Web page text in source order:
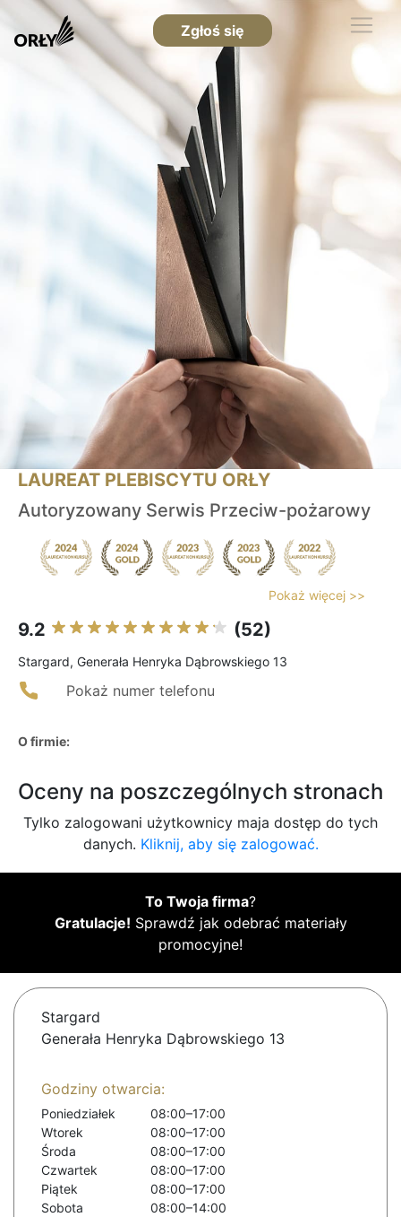
Zgłoś się
LAUREAT PLEBISCYTU ORŁY
Autoryzowany Serwis Przeciw-pożarowy
Pokaż więcej >>
9.2 (52)
Stargard, Generała Henryka Dąbrowskiego 13
Pokaż numer telefonu
O firmie:
Oceny na poszczególnych stronach
Tylko zalogowani użytkownicy maja dostęp do tych
danych. Kliknij, aby się zalogować.
To Twoja firma?
Gratulacje! Sprawdź jak odebrać materiały
promocyjne!
Stargard
Generała Henryka Dąbrowskiego 13
Godziny otwarcia:
Poniedziałek
08:00–17:00
Wtorek
08:00–17:00
Środa
08:00–17:00
Czwartek
08:00–17:00
Piątek
08:00–17:00
Sobota
08:00–14:00